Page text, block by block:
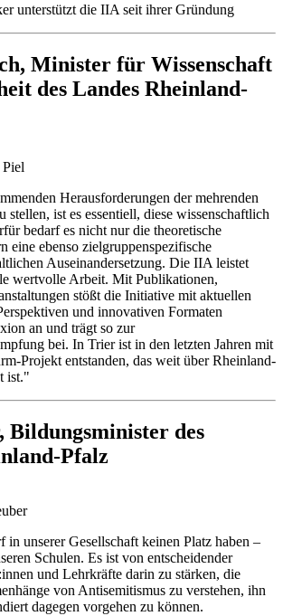
unterstützt die IIA seit ihrer Gründung
Minister für Wissenschaft
des Landes Rheinland-
Herausforderungen der mehrenden
stellen, ist es essentiell, diese wissenschaftlich
bedarf es nicht nur die theoretische
eine ebenso zielgruppenspezifische
Auseinandersetzung. Die IIA leistet
wertvolle Arbeit. Mit Publikationen,
stößt die Initiative mit aktuellen
und innovativen Formaten
an und trägt so zur
bei. In Trier ist in den letzten Jahren mit
Projekt entstanden, das weit über Rheinland-
ist."
Bildungsminister des
Pfalz
in unserer Gesellschaft keinen Platz haben –
Schulen. Es ist von entscheidender
und Lehrkräfte darin zu stärken, die
von Antisemitismus zu verstehen, ihn
dagegen vorgehen zu können.